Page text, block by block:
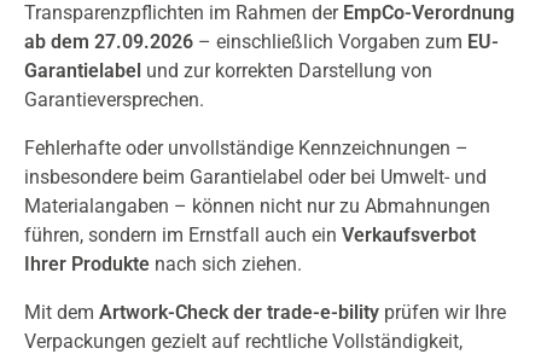
Transparenzpflichten im Rahmen der EmpCo-Verordnung
ab dem 27.09.2026 – einschließlich Vorgaben zum EU-
Garantielabel und zur korrekten Darstellung von
Garantieversprechen.
Fehlerhafte oder unvollständige Kennzeichnungen –
insbesondere beim Garantielabel oder bei Umwelt- und
Materialangaben – können nicht nur zu Abmahnungen
führen, sondern im Ernstfall auch ein Verkaufsverbot
Ihrer Produkte nach sich ziehen.
Mit dem Artwork-Check der trade-e-bility prüfen wir Ihre
Verpackungen gezielt auf rechtliche Vollständigkeit,